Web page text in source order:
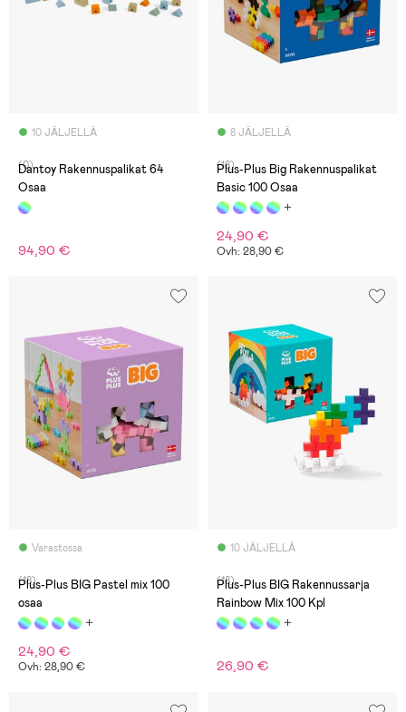
10 JÄLJELLÄ
(0)
Dantoy Rakennuspalikat 64
Osaa
94,90 €
8 JÄLJELLÄ
(18)
Plus-Plus Big Rakennuspalikat
Basic 100 Osaa
24,90 €
Ovh: 28,90 €
Varastossa
(18)
Plus-Plus BIG Pastel mix 100
osaa
24,90 €
Ovh: 28,90 €
10 JÄLJELLÄ
(18)
Plus-Plus BIG Rakennussarja
Rainbow Mix 100 Kpl
26,90 €